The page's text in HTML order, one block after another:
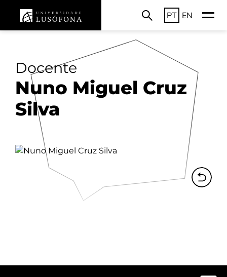
PT EN
Docente
Nuno Miguel Cruz
Silva